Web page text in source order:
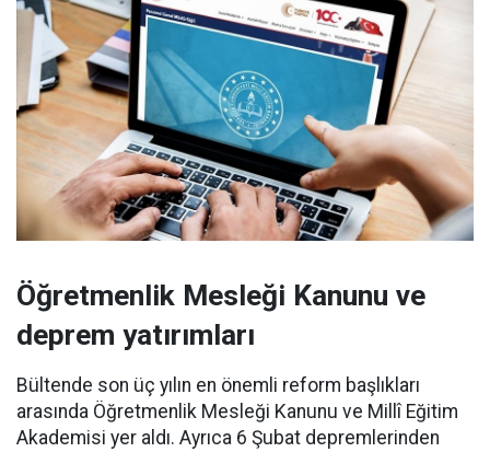
Öğretmenlik Mesleği Kanunu ve
deprem yatırımları
Bültende son üç yılın en önemli reform başlıkları
arasında Öğretmenlik Mesleği Kanunu ve Millî Eğitim
Akademisi yer aldı. Ayrıca 6 Şubat depremlerinden